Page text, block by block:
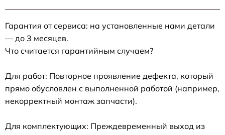
Гарантия от сервиса: на установленные нами детали
— до 3 месяцев.
Что считается гарантийным случаем?
Для работ: Повторное проявление дефекта, который
прямо обусловлен с выполненной работой (например,
некорректный монтаж запчасти).
Для комплектующих: Преждевременный выход из